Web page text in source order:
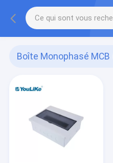
Boîte Monophasé MCB